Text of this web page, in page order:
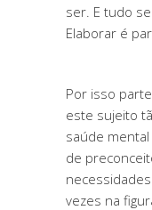
ser. E tudo
Elaborar é
Por isso
este sujeito
saúde
de
vezes na